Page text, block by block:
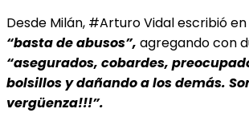
Desde Milán, #Arturo Vidal escribió
“basta de abusos”, agregando con
“asegurados, cobardes,
bolsillos y dañando a los demás.
vergüenza!!!”.